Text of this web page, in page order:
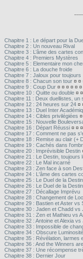
Chapitre 1 : Le départ pour la
Chapitre 2 : Un nouveau Rival
Chapitre 3 : L’âme des cartes
Chapitre 4 : Premiers Mystères
Chapitre 5 : Elementaire mon
Chapitre 6 : La douche froide
Chapitre 7 : Jaloux pour toujours
Chapitre 8 : Chacun son tour ¤ ¤
Chapitre 9 : Coup Dur ¤ ¤ ¤ ¤ ¤
Chapitre 10 : Quitte ou double ¤
Chapitre 11 : Deux duellistes, un
Chapitre 12 : 24 heures sur 24 ¤
Chapitre 13 : Duel Inter
Chapitre 14 : Cibles privilégiées
Chapitre 15 : Nouvelle
Chapitre 16 : Départ Réussi ¤ ¤
Chapitre 17 : Comment ne pas
Chapitre 18 : Remise au clair (+
Chapitre 19 : Cachés dans
Chapitre 20 : Imprévisible Destin
Chapitre 21 : Le Destin, toujours
Chapitre 22 : Le Mal incarné
Chapitre 23 : Zen face à son
Chapitre 24 : L'âme des cartes
Chapitre 25 : Le Duel de la
Chapitre 26 : Le Duel de la
Chapitre 27 : Décallage Imprévu
Chapitre 28 : Changement de
Chapitre 29 : Bastien et Aster vs
Chapitre 30 : Jaden et Chadd vs
Chapitre 31 : Zen et Mathieu vs
Chapitre 32 : Antoine et Alexia
Chapitre 33 : Impossible de
Chapitre 34 : Obscure Luminosité
Chapitre 35 : Révélation, larmes
Chapitre 36 : And the Winners
Chapitre 37 : Une récompense
Chapitre 38 : Dernier Jour